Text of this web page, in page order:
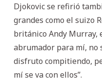
Djokovic se refirió
grandes como el suizo
británico Andy Murray,
abrumador para mí, no
disfruto compitiendo,
mí se va con ellos”.